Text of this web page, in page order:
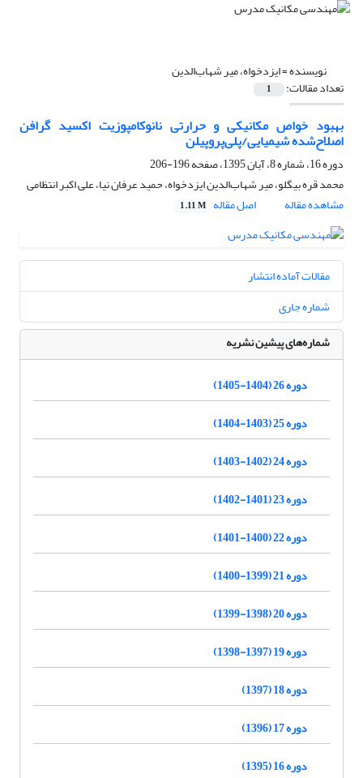
نویسنده =ایزدخواه، میر شهاب‌الدین
تعداد مقالات: 1
بهبود خواص مکانیکی و حرارتی نانوکامپوزیت اکسید گرافن
اصلاح‌شده شیمیایی/پلی‌پروپیلن
دوره 16، شماره 8، آبان 1395، صفحه
196-206
محمد قره بیگلو، میر شهاب‌الدین ایزدخواه، حمید عرفان نیا، علی اکبر انتظامی
مشاهده مقاله
اصل مقاله 1.11 M
مقالات آماده انتشار
شماره جاری
شماره‌های پیشین نشریه
دوره 26 (1404-1405)
دوره 25 (1403-1404)
دوره 24 (1402-1403)
دوره 23 (1401-1402)
دوره 22 (1400-1401)
دوره 21 (1399-1400)
دوره 20 (1398-1399)
دوره 19 (1397-1398)
دوره 18 (1397)
دوره 17 (1396)
دوره 16 (1395)